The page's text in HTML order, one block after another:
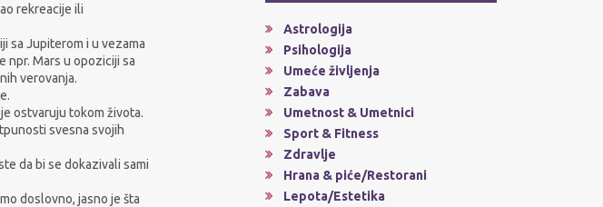
rekreacije ili
sa Jupiterom i u vezama
npr. Mars u opoziciji sa
verovanja.
ostvaruju tokom života.
svesna svojih
da bi se dokazivali sami
doslovno, jasno je šta
Astrologija
Psihologija
Umeće življenja
Zabava
Umetnost & Umetnici
Sport & Fitness
Zdravlje
Hrana & piće/Restorani
Lepota/Estetika